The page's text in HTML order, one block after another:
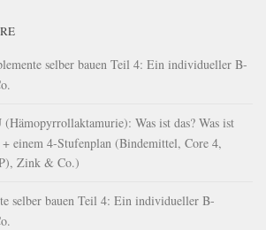
selber bauen Teil 4: Ein individueller B-
(Hämopyrrollaktamurie): Was ist das? Was ist
+ einem 4-Stufenplan (Bindemittel, Core 4,
Zink & Co.)
selber bauen Teil 4: Ein individueller B-